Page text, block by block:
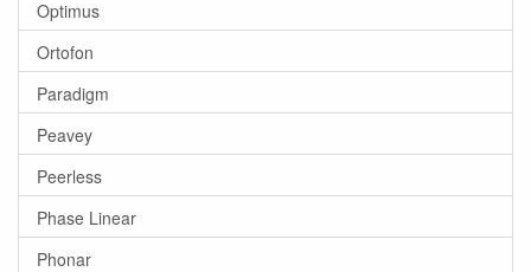
Optimus
Ortofon
Paradigm
Peavey
Peerless
Phase Linear
Phonar